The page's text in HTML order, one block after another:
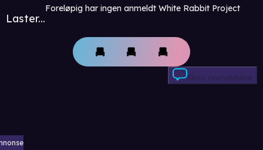
Laster...
Foreløpig har ingen anmeldt White Rabbit Project
Skriv anmeldelse